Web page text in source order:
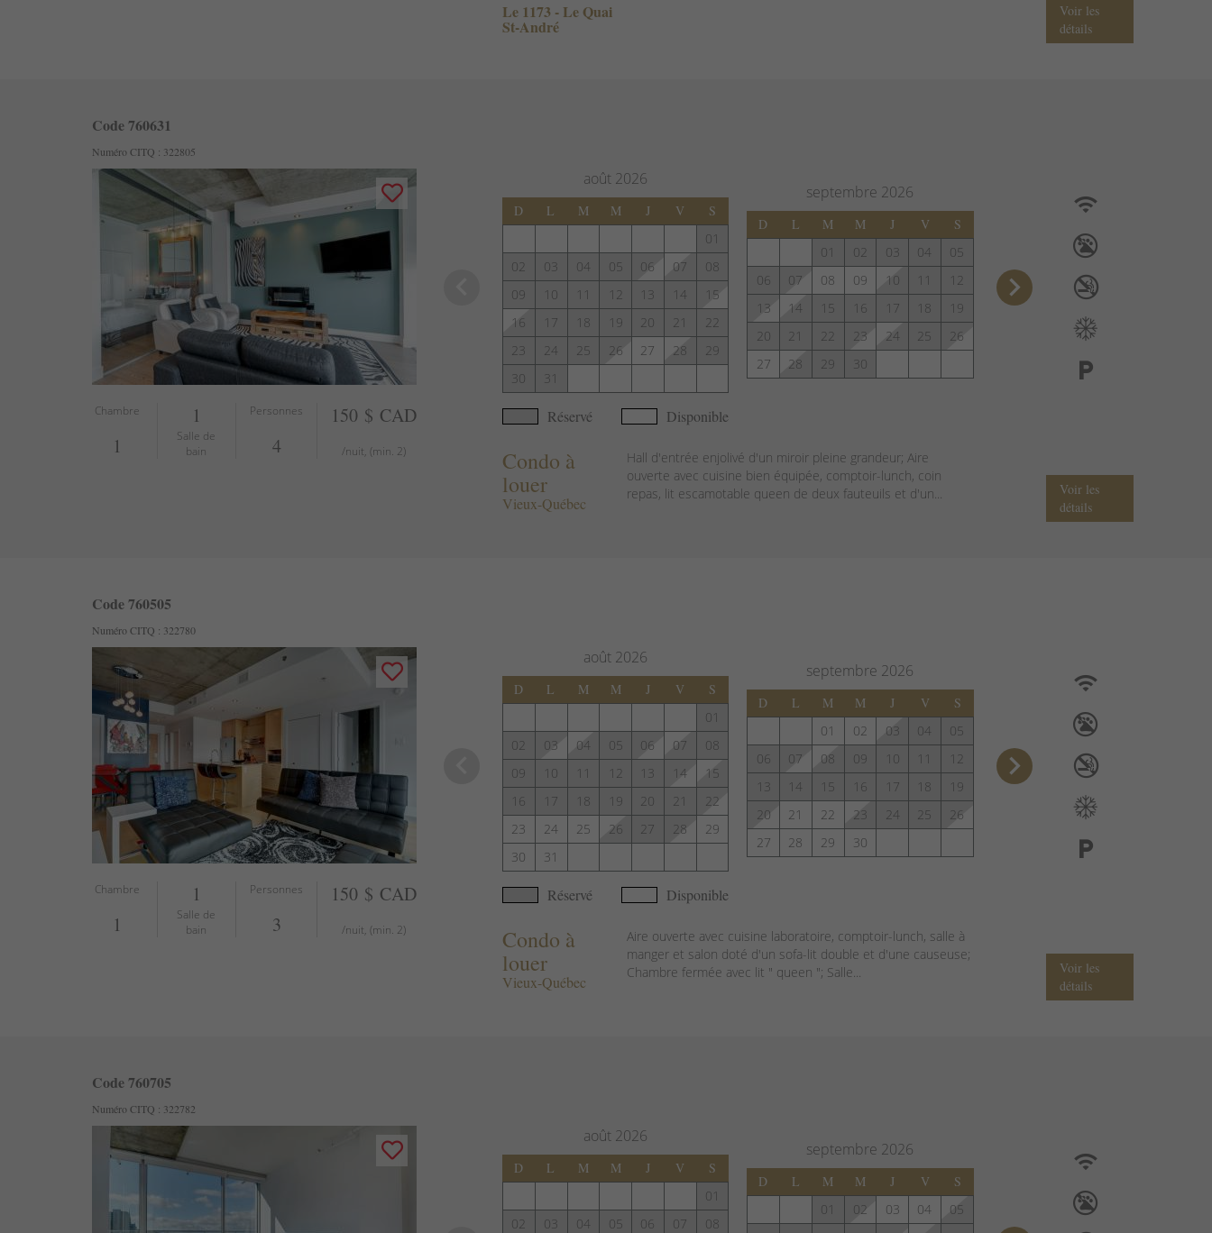
Le 1173 - Le Quai
St-André
Voir les
détails
Code 760631
Numéro CITQ : 322805
Chambre
1
1
Salle de
bain
Personnes
4
150 $ CAD
/nuit, (min. 2)
août 2026
D L M M J V
S
01
02
03 04 05 06 07
08
09
10 11 12 13 14
15
16
17 18 19 20 21
22
23
24 25 26 27 28
29
30
31
septembre 2026
D L M M J V
S
01
02 03 04
05
06
07 08 09 10 11
12
13
14 15 16 17 18
19
20
21 22 23 24 25
26
27
28 29 30
keyboard_arrow_right
Réservé Disponible
Condo à
louer
Vieux-Québec
Hall d'entrée enjolivé d'un miroir pleine grandeur; Aire
ouverte avec cuisine bien équipée, comptoir-lunch, coin
repas, lit escamotable queen de deux fauteuils et d'un...
Voir les
détails
Code 760505
Numéro CITQ : 322780
Chambre
1
1
Salle de
bain
Personnes
3
150 $ CAD
/nuit, (min. 2)
août 2026
D L M M J V
S
01
02
03 04 05 06 07
08
09
10 11 12 13 14
15
16
17 18 19 20 21
22
23
24 25 26 27 28
29
30
31
septembre 2026
D L M M J V
S
01
02 03 04
05
06
07 08 09 10 11
12
13
14 15 16 17 18
19
20
21 22 23 24 25
26
27
28 29 30
keyboard_arrow_right
Réservé Disponible
Condo à
louer
Vieux-Québec
Aire ouverte avec cuisine laboratoire, comptoir-lunch, salle à
manger et salon doté d'un sofa-lit double et d'une causeuse;
Chambre fermée avec lit " queen "; Salle...
Voir les
détails
Code 760705
Numéro CITQ : 322782
août 2026
D L M M J V
S
01
02
03 04 05 06 07 08
septembre 2026
D L M M J V
S
01
02 03 04
05